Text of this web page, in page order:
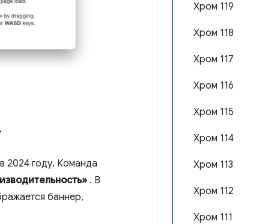
Хром 119
Хром 118
Хром 117
Хром 116
Хром 115
Хром 114
Хром 113
Хром 112
Хром 111
.
2024 году. Команда
. В
баннер,